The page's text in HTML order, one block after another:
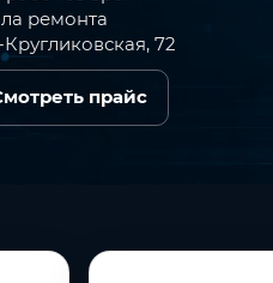
ремонта
72
прайс